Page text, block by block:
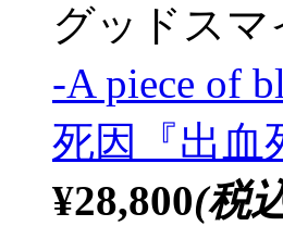
グッドス
-A piece of
死因『出血
¥28,800(税